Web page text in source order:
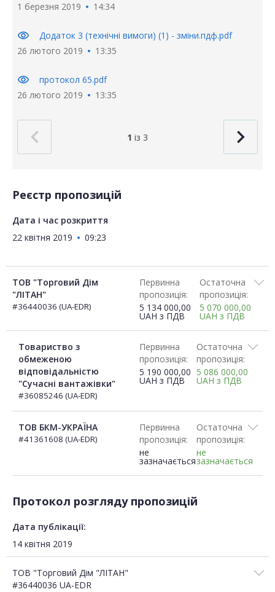
1 березня 2019
14:34
visibility
Додаток 3 (технічні вимоги) (1) - зміни.пдф.pdf
26 лютого 2019
13:35
visibility
протокол 65.pdf
26 лютого 2019
13:35
1 із 3
Реєстр пропозицій
Дата і час розкриття
22 квітня 2019
09:23
ТОВ "Торговий Дім
"ЛІТАН"
#36440036 (UA-EDR)
Первинна
пропозиція:
5 134 000,00
UAH з ПДВ
Остаточна
пропозиція:
5 070 000,00
UAH з ПДВ
Товариство з
обмеженою
відповідальністю
"Сучасні вантажівки"
#36085246 (UA-EDR)
Первинна
пропозиція:
5 190 000,00
UAH з ПДВ
Остаточна
пропозиція:
5 086 000,00
UAH з ПДВ
ТОВ БКМ-УКРАЇНА
#41361608 (UA-EDR)
Первинна
пропозиція:
не
зазначається
Остаточна
пропозиція:
не
зазначається
Протокол розгляду пропозицій
Дата публікації:
14 квітня 2019
ТОВ "Торговий Дім "ЛІТАН"
#36440036 UA-EDR